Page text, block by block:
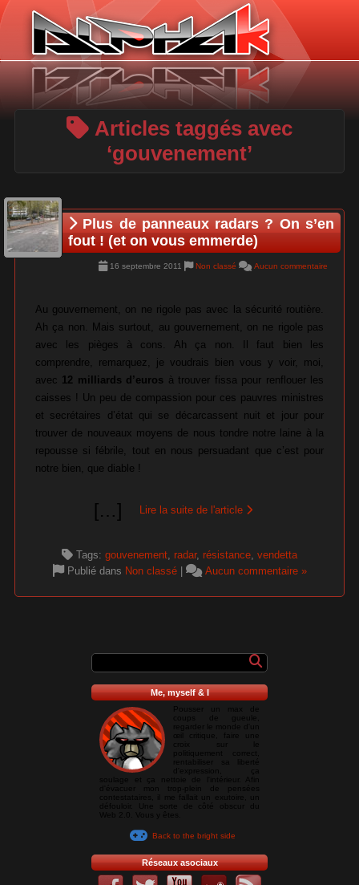
Articles taggés avec
‘gouvenement’
Plus de panneaux radars ? On s’en
fout ! (et on vous emmerde)
16 septembre 2011 Non classé Aucun commentaire
Au gouvernement, on ne rigole pas avec la sécurité routière.
Ah ça non. Mais surtout, au gouvernement, on ne rigole pas
avec les pièges à cons. Ah ça non. Il faut bien les
comprendre, remarquez, je voudrais bien vous y voir, moi,
avec 12 milliards d’euros à trouver fissa pour renflouer les
caisses ! Un peu de compassion pour ces pauvres ministres
et secrétaires d’état qui se décarcassent nuit et jour pour
trouver de nouveaux moyens de nous tondre notre laine à la
repousse si fébrile, tout en nous persuadant que c’est pour
notre bien, que diable !
[…] Lire la suite de l'article
Tags: gouvenement, radar, résistance, vendetta
Publié dans Non classé| Aucun commentaire »
Me, myself & I
Pousser un max de
croix sur le
d'expression, ça
contestataires, il me fallait un exutoire, un
Back to the bright side
Réseaux asociaux
Panneau de gestion des cookies